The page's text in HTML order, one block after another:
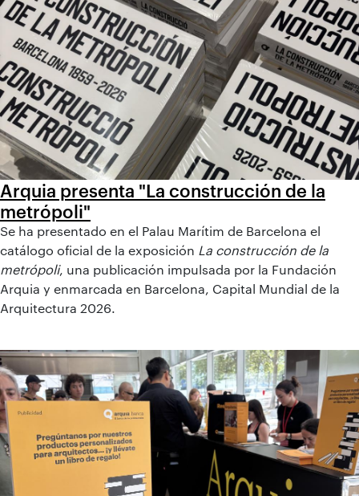
Arquia presenta "La construcción de la
metrópoli"
Se ha presentado en el Palau Marítim de Barcelona el
catálogo oficial de la exposición La construcción de la
metrópoli, una publicación impulsada por la Fundación
Arquia y enmarcada en Barcelona, Capital Mundial de la
Arquitectura 2026.